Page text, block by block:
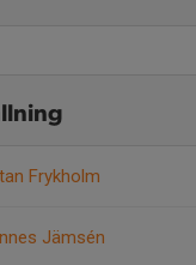
Frykholm
Jämsén